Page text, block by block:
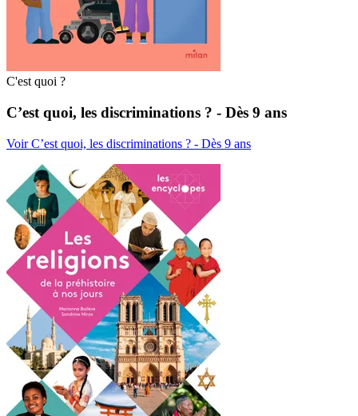
C'est quoi ?
C’est quoi, les discriminations ? - Dès 9 ans
Voir C’est quoi, les discriminations ? - Dès 9 ans